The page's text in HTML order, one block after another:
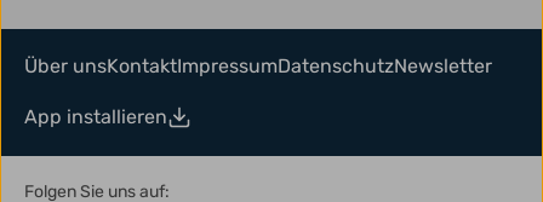
Über unsKontaktImpressumDatenschutzNewsletter
App installieren
Folgen Sie uns auf: